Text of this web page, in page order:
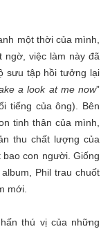
một thời của mình,
ngờ, việc làm này đã
sưu tập hồi tưởng lại
a look at me now”
tiếng của ông). Bên
tinh thân của mình,
thu chất lượng của
con người. Giống
Phil trau chuốt
mới.
thú vị của những